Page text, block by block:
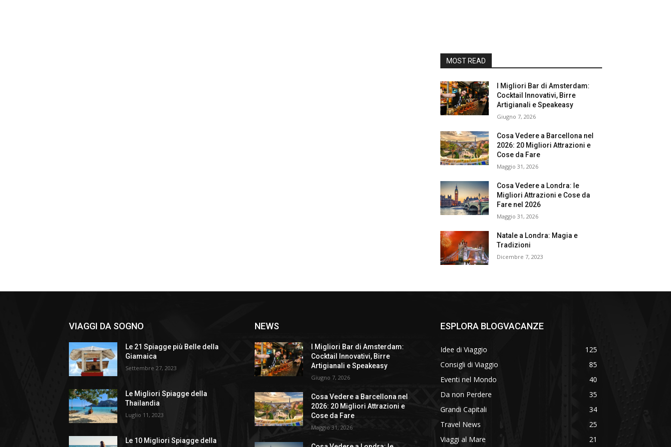
MOST READ
I Migliori Bar di Amsterdam:
Cocktail Innovativi, Birre
Artigianali e Speakeasy
Giugno 7, 2026
Cosa Vedere a Barcellona nel
2026: 20 Migliori Attrazioni e
Cose da Fare
Maggio 31, 2026
Cosa Vedere a Londra: le
Migliori Attrazioni e Cose da
Fare nel 2026
Maggio 31, 2026
Natale a Londra: Magia e
Tradizioni
Dicembre 7, 2023
VIAGGI DA SOGNO
Le 21 Spiagge più Belle della
Giamaica
Settembre 27, 2023
Le Migliori Spiagge della
Thailandia
Luglio 11, 2023
Le 10 Migliori Spiagge della
NEWS
I Migliori Bar di Amsterdam:
Cocktail Innovativi, Birre
Artigianali e Speakeasy
Giugno 7, 2026
Cosa Vedere a Barcellona nel
2026: 20 Migliori Attrazioni e
Cose da Fare
Maggio 31, 2026
ESPLORA BLOGVACANZE
Idee di Viaggio
125
Consigli di Viaggio
85
Eventi nel Mondo
40
Da non Perdere
35
Grandi Capitali
34
Travel News
25
Viaggi al Mare
21